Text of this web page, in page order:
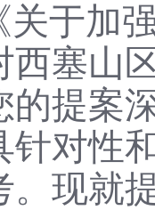
关于加
西塞山
的提案
针对性
。现就